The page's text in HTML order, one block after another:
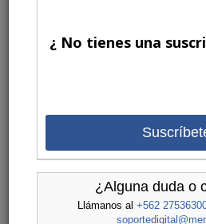
¿ No tienes una
¿Alguna duda o
Llámanos al +562